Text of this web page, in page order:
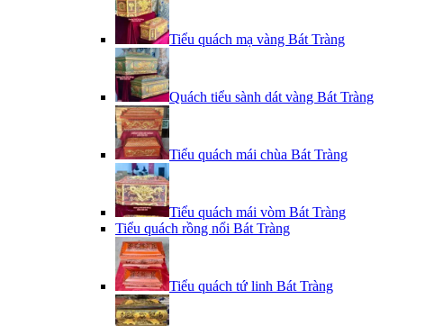
Tiểu quách mạ vàng Bát Tràng
Quách tiểu sành dát vàng Bát Tràng
Tiểu quách mái chùa Bát Tràng
Tiểu quách mái vòm Bát Tràng
Tiểu quách rồng nổi Bát Tràng
Tiểu quách tứ linh Bát Tràng